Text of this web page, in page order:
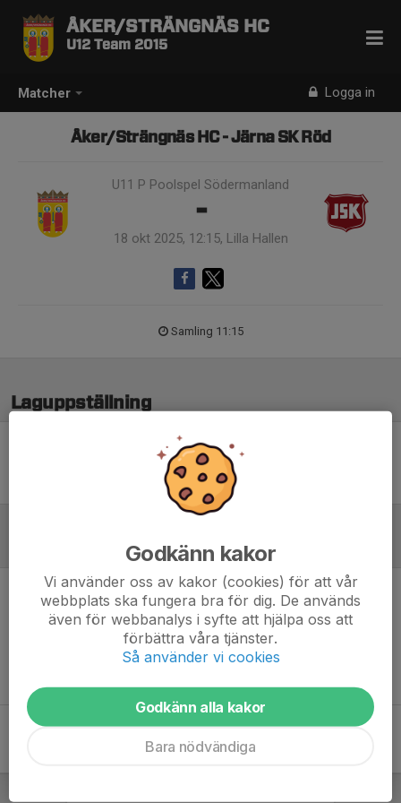
Matcher Logga in
ÅKER/STRÄNGNÄS HC
U12 Team 2015
Åker/Strängnäs HC - Järna SK Röd
U11 P Poolspel Södermanland
-
18 okt 2025, 12:15, Lilla Hallen
Samling 11:15
Laguppställning
Ingen uppställning ifylld
Inget referat skrivet
Godkänn kakor
Vi använder oss av kakor (cookies) för att vår
webbplats ska fungera bra för dig. De används
även för webbanalys i syfte att hjälpa oss att
förbättra våra tjänster.
Så använder vi cookies
Godkänn alla kakor
Bara nödvändiga